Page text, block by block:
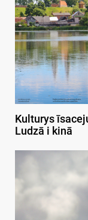
Kulturys
Ludzā i kinā